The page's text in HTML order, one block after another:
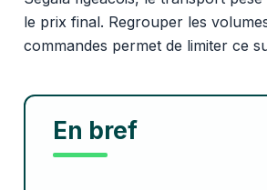
le prix final. Regrouper les
commandes permet de limiter ce
En bref